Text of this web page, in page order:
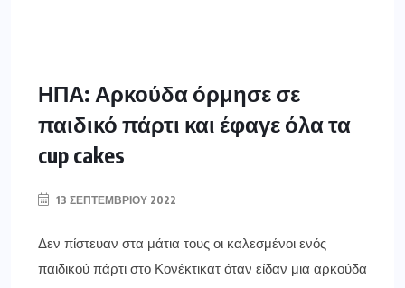
ΗΠΑ: Αρκούδα όρμησε σε
παιδικό πάρτι και έφαγε όλα τα
cup cakes
13 ΣΕΠΤΕΜΒΡΊΟΥ 2022
Δεν πίστευαν στα μάτια τους οι καλεσμένοι ενός
παιδικού πάρτι στο Κονέκτικατ όταν είδαν μια αρκούδα